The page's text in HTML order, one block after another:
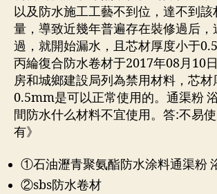
以及防水施工工藝不到位，達不到
量，導致近幾年普遍存在裝修過后，
過，就開始漏水，且芯材厚度小于
丙綸復合防水卷材于2017年08月10
房和城鄉建設局列為禁用材料，芯材
0.5mm是可以正常使用的。通渠粉
間防水什么材料不宜使用。答:不易
有》
①石油瀝青聚氨酯防水涂料通渠粉
②sbs防水卷材